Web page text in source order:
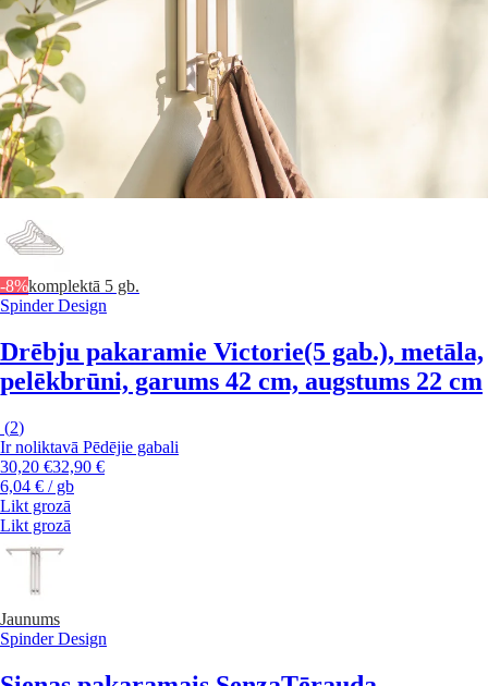
-8%komplektā 5 gb.
Spinder Design
Drēbju pakaramie Victorie(5 gab.), metāla,
pelēkbrūni, garums 42 cm, augstums 22 cm
(2)
Ir noliktavā Pēdējie gabali
30,20 €32,90 €
6,04 € / gb
Likt grozā
Likt grozā
Jaunums
Spinder Design